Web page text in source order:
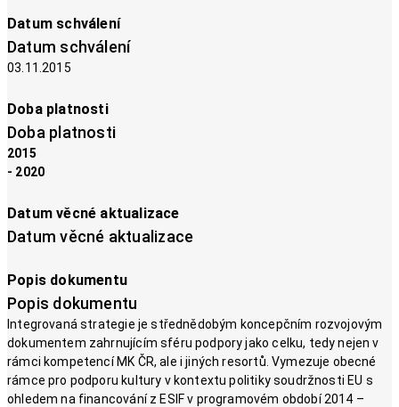
Datum schválení
Datum schválení
03.11.2015
Doba platnosti
Doba platnosti
2015
- 2020
Datum věcné aktualizace
Datum věcné aktualizace
Popis dokumentu
Popis dokumentu
Integrovaná strategie je střednědobým koncepčním rozvojovým
dokumentem zahrnujícím sféru podpory jako celku, tedy nejen v
rámci kompetencí MK ČR, ale i jiných resortů. Vymezuje obecné
rámce pro podporu kultury v kontextu politiky soudržnosti EU s
ohledem na financování z ESIF v programovém období 2014 –